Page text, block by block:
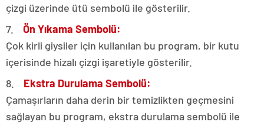
çizgi üzerinde ütü sembolü ile gösterilir.
7. Ön Yıkama Sembolü:
Çok kirli giysiler için kullanılan bu program, bir kutu
içerisinde hizalı çizgi işaretiyle gösterilir.
8. Ekstra Durulama Sembolü:
Çamaşırların daha derin bir temizlikten geçmesini
sağlayan bu program, ekstra durulama sembolü ile